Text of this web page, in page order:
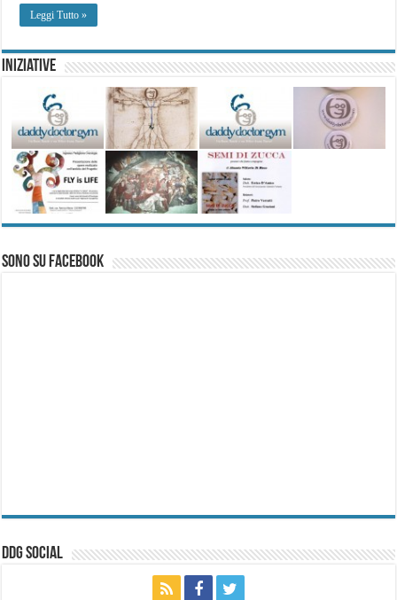
Leggi Tutto »
Iniziative
Sono su Facebook
ddg Social